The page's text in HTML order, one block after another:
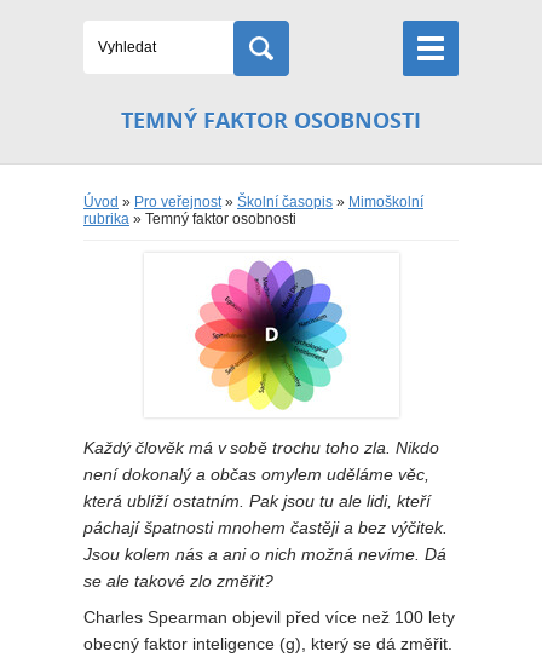
TEMNÝ FAKTOR OSOBNOSTI
Úvod » Pro veřejnost» Školní časopis » Mimoškolní
rubrika » Temný faktor osobnosti
Každý člověk má v sobě trochu toho zla. Nikdo
není dokonalý a občas omylem uděláme věc,
která ublíží ostatním. Pak jsou tu ale lidi, kteří
páchají špatnosti mnohem častěji a bez výčitek.
Jsou kolem nás a ani o nich možná nevíme. Dá
se ale takové zlo změřit?
Charles Spearman objevil před více než 100 lety
obecný faktor inteligence (g), který se dá změřit.